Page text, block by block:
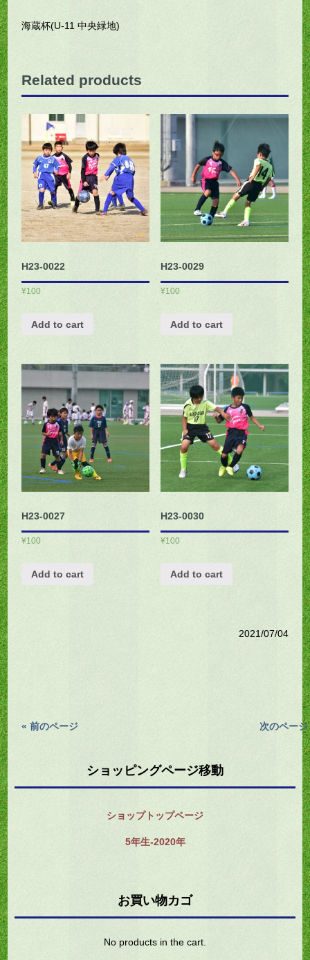
海蔵杯(U-11 中央緑地)
Related products
H23-0022
¥100
Add to cart
H23-0029
¥100
Add to cart
H23-0027
¥100
Add to cart
H23-0030
¥100
Add to cart
2021/07/04
« 前のページ 次のページ
ショッピングページ移動
ショップトップページ
5年生-2020年
お買い物カゴ
No products in the cart.